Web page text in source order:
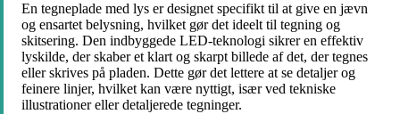
En tegneplade med lys er designet specifikt til at give en jævn
og ensartet belysning, hvilket gør det ideelt til tegning og
skitsering. Den indbyggede LED-teknologi sikrer en effektiv
lyskilde, der skaber et klart og skarpt billede af det, der tegnes
eller skrives på pladen. Dette gør det lettere at se detaljer og
feinere linjer, hvilket kan være nyttigt, især ved tekniske
illustrationer eller detaljerede tegninger.